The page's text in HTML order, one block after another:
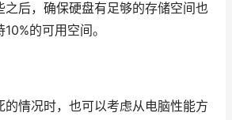
之后，确保硬盘有足够的存储空间也
的可用空间。
的情况时，也可以考虑从电脑性能方